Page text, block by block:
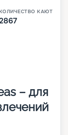
КАЮТ
– для
круизные